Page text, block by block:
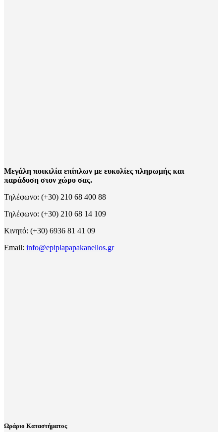
Μεγάλη ποικιλία επίπλων με ευκολίες πληρωμής και
παράδοση στον χώρο σας.
Τηλέφωνο: (+30) 210 68 400 88
Τηλέφωνο: (+30) 210 68 14 109
Κινητό: (+30) 6936 81 41 09
Email: info@epiplapapakanellos.gr
Ωράριο Καταστήματος